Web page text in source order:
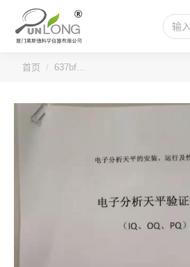
搜
索：
您的位置：
首页 637bf…